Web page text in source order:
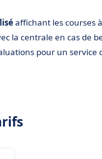
affichant les courses
la centrale en cas de
pour un service